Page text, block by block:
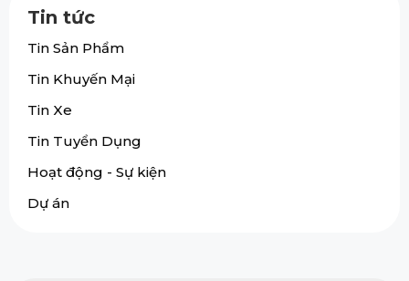
Tin tức
Tin Sản Phẩm
Tin Khuyến Mại
Tin Xe
Tin Tuyển Dụng
Hoạt động - Sự kiện
Dự án